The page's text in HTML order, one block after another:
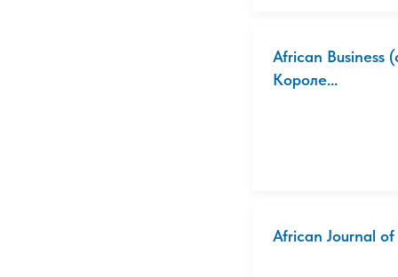
African Business
Короле...
African Journal